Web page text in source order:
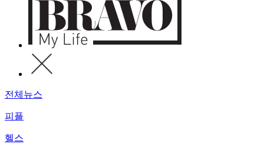
전체뉴스
피플
헬스